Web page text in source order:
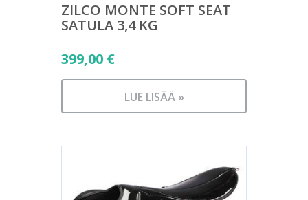
ZILCO MONTE SOFT SEAT
SATULA 3,4 KG
399,00 €
LUE LISÄÄ »